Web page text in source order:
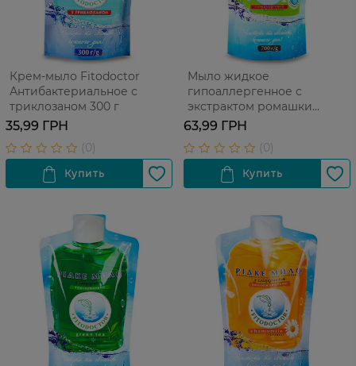
Крем-мыло Fitodoctor
Антибактериальное с
триклозаном 300 г
35,99 ГРН
Мыло жидкое
гипоаллергенное с
экстрактом ромашки
Fitodoctor Детское 700 г
63,99 ГРН